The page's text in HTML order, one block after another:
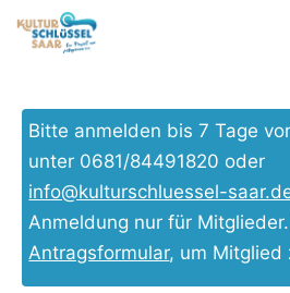
Inhalt
Bitte anmelden bis 7 Tage
unter 0681/84491820 oder
info@kulturschluessel-
Anmeldung nur für
Antragsformular, um Mitglied